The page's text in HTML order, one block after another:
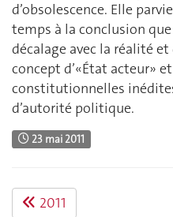
d’obsolescence. Elle
temps à la conclusion
décalage avec la réalité
concept d’«État acteur»
constitutionnelles
d’autorité politique.
23 mai 2011
2011